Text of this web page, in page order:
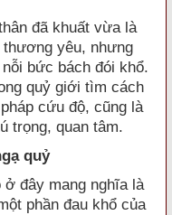
đã khuất vừa là
yêu, nhưng
bức bách đói khổ.
quỷ giới tìm cách
cứu độ, cũng là
trọng, quan tâm.
quỷ
đây mang nghĩa là
phần đau khổ của